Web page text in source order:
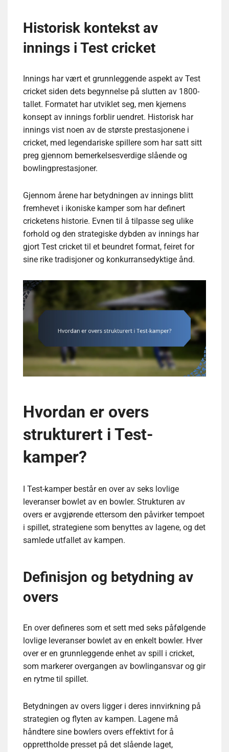
Historisk kontekst av
innings i Test cricket
Innings har vært et grunnleggende aspekt av Test
cricket siden dets begynnelse på slutten av 1800-
tallet. Formatet har utviklet seg, men kjernens
konsept av innings forblir uendret. Historisk har
innings vist noen av de største prestasjonene i
cricket, med legendariske spillere som har satt sitt
preg gjennom bemerkelsesverdige slående og
bowlingprestasjoner.
Gjennom årene har betydningen av innings blitt
fremhevet i ikoniske kamper som har definert
cricketens historie. Evnen til å tilpasse seg ulike
forhold og den strategiske dybden av innings har
gjort Test cricket til et beundret format, feiret for
sine rike tradisjoner og konkurransedyktige ånd.
Hvordan er overs
strukturert i Test-
kamper?
I Test-kamper består en over av seks lovlige
leveranser bowlet av en bowler. Strukturen av
overs er avgjørende ettersom den påvirker tempoet
i spillet, strategiene som benyttes av lagene, og det
samlede utfallet av kampen.
Definisjon og betydning av
overs
En over defineres som et sett med seks påfølgende
lovlige leveranser bowlet av en enkelt bowler. Hver
over er en grunnleggende enhet av spill i cricket,
som markerer overgangen av bowlingansvar og gir
en rytme til spillet.
Betydningen av overs ligger i deres innvirkning på
strategien og flyten av kampen. Lagene må
håndtere sine bowlers overs effektivt for å
opprettholde presset på det slående laget,